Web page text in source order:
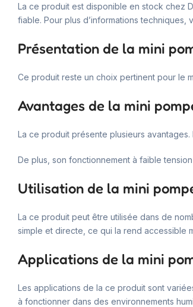
La ce produit est disponible en stock chez
fiable. Pour plus d’informations
Présentation de la mini
Ce produit reste un choix pertinent pour le
Avantages de la mini
La ce produit présente plusieurs
De plus, son fonctionnement à faible
Utilisation de la mini
La ce produit peut être utilisée dans de
simple et directe, ce qui la rend accessible
Applications de la mini
Les applications de la ce produit sont
à fonctionner dans des environnements